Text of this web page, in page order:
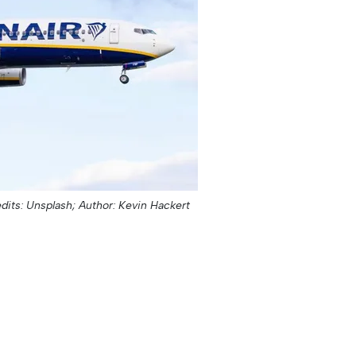
Unsplash; Author: Kevin Hackert ;